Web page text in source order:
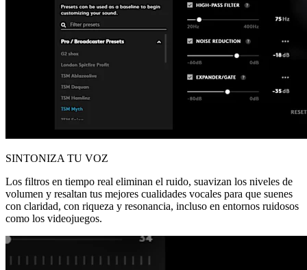
SINTONIZA TU VOZ
Los filtros en tiempo real eliminan el ruido, suavizan los niveles de
volumen y resaltan tus mejores cualidades vocales para que suenes
con claridad, con riqueza y resonancia, incluso en entornos ruidosos
como los videojuegos.